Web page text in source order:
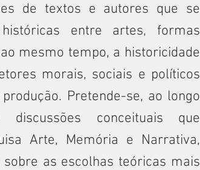
de textos e autores que se
entre artes, formas
mesmo tempo, a historicidade
morais, sociais e políticos
Pretende-se, ao longo
conceituais que
Arte, Memória e Narrativa,
as escolhas teóricas mais